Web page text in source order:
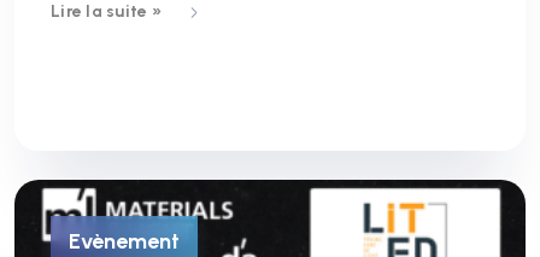
Lire la suite »
Evènement